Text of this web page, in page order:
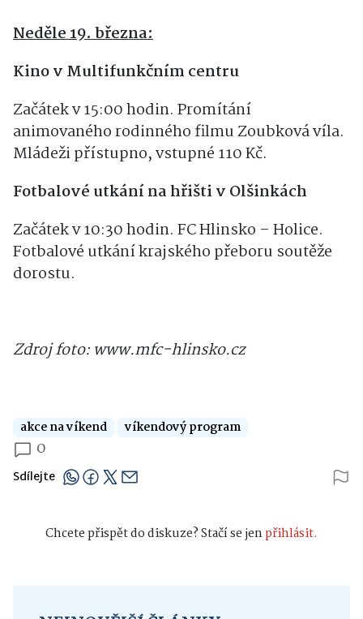
Neděle 19. března:
Kino v Multifunkčním centru
Začátek v 15:00 hodin. Promítání
animovaného rodinného filmu Zoubková víla.
Mládeži přístupno, vstupné 110 Kč.
Fotbalové utkání na hřišti v Olšinkách
Začátek v 10:30 hodin. FC Hlinsko – Holice.
Fotbalové utkání krajského přeboru soutěže
dorostu.
Zdroj foto: www.mfc-hlinsko.cz
akce na víkend víkendový program
0
Sdílejte
Chcete přispět do diskuze? Stačí se jenpřihlásit.